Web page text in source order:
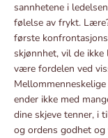
sannhetene i
følelse av frykt.
første
skjønnhet, vil de
være fordelen ved
ender ikke med
dine skjeve tenner, i
og ordens godhet